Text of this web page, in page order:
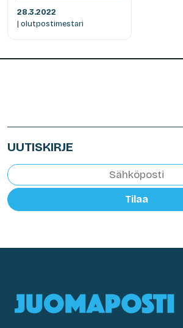
28.3.2022
| olutpostimestari
UUTISKIRJE
Tilaa